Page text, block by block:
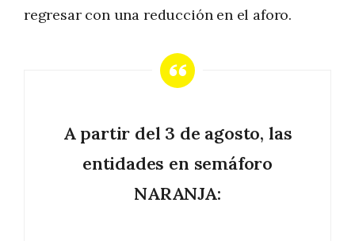
regresar con una reducción en el aforo.
A partir del 3 de agosto, las
entidades en semáforo
NARANJA: